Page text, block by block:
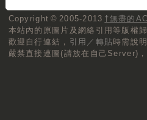
Copyright © 2005-2013 †無盡的
本站內的原圖片及網絡引用等版權
歡迎自行連結， 引用／轉貼時需說
嚴禁直接連圖(請放在自己Server)